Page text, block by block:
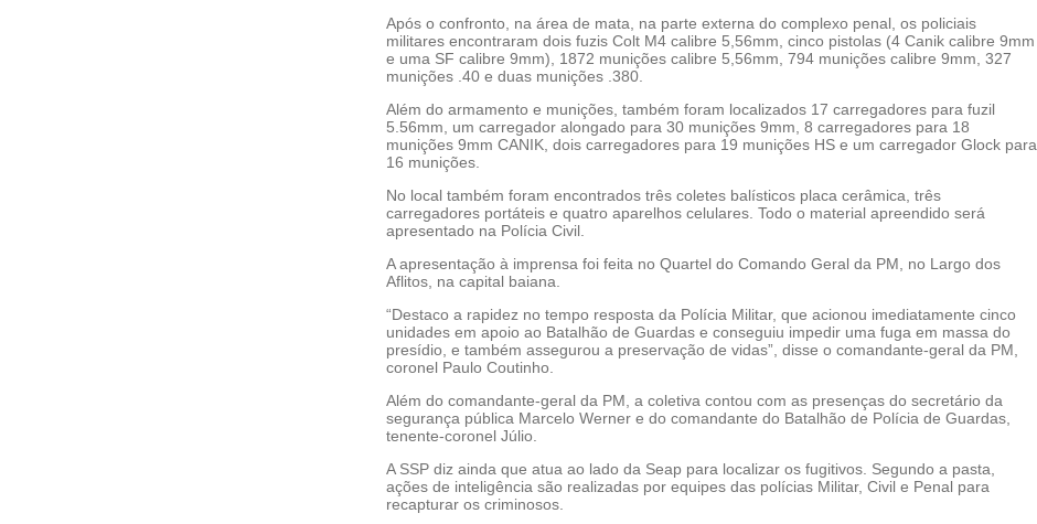
Após o confronto, na área de mata, na parte externa do complexo penal, os policiais
militares encontraram dois fuzis Colt M4 calibre 5,56mm, cinco pistolas (4 Canik calibre 9mm
e uma SF calibre 9mm), 1872 munições calibre 5,56mm, 794 munições calibre 9mm, 327
munições .40 e duas munições .380.
Além do armamento e munições, também foram localizados 17 carregadores para fuzil
5.56mm, um carregador alongado para 30 munições 9mm, 8 carregadores para 18
munições 9mm CANIK, dois carregadores para 19 munições HS e um carregador Glock para
16 munições.
No local também foram encontrados três coletes balísticos placa cerâmica, três
carregadores portáteis e quatro aparelhos celulares. Todo o material apreendido será
apresentado na Polícia Civil.
A apresentação à imprensa foi feita no Quartel do Comando Geral da PM, no Largo dos
Aflitos, na capital baiana.
“Destaco a rapidez no tempo resposta da Polícia Militar, que acionou imediatamente cinco
unidades em apoio ao Batalhão de Guardas e conseguiu impedir uma fuga em massa do
presídio, e também assegurou a preservação de vidas”, disse o comandante-geral da PM,
coronel Paulo Coutinho.
Além do comandante-geral da PM, a coletiva contou com as presenças do secretário da
segurança pública Marcelo Werner e do comandante do Batalhão de Polícia de Guardas,
tenente-coronel Júlio.
A SSP diz ainda que atua ao lado da Seap para localizar os fugitivos. Segundo a pasta,
ações de inteligência são realizadas por equipes das polícias Militar, Civil e Penal para
recapturar os criminosos.